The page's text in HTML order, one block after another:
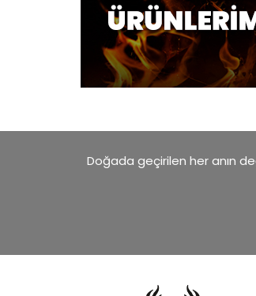
Doğada geçirilen her anın